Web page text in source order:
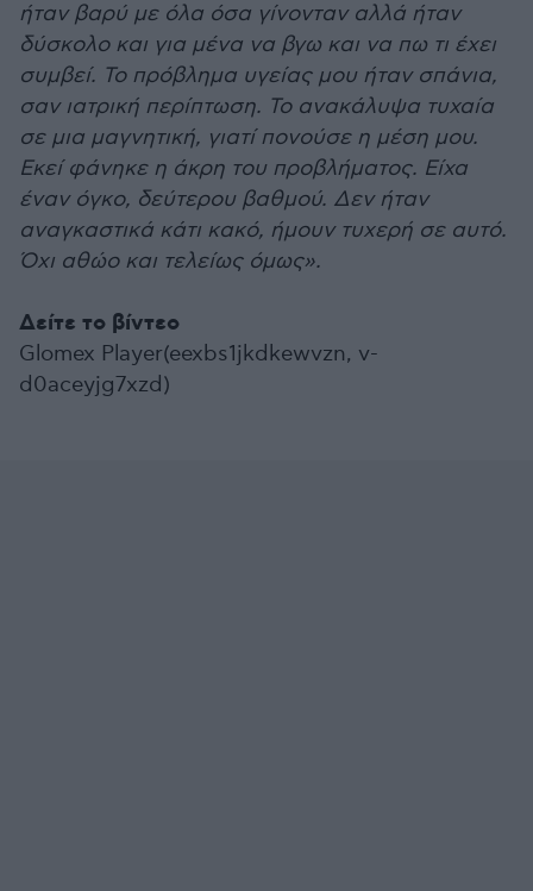
ήταν βαρύ με όλα όσα γίνονταν αλλά ήταν
δύσκολο και για μένα να βγω και να πω τι έχει
συμβεί. Το πρόβλημα υγείας μου ήταν σπάνια,
σαν ιατρική περίπτωση. Το ανακάλυψα τυχαία
σε μια μαγνητική, γιατί πονούσε η μέση μου.
Εκεί φάνηκε η άκρη του προβλήματος. Είχα
έναν όγκο, δεύτερου βαθμού. Δεν ήταν
αναγκαστικά κάτι κακό, ήμουν τυχερή σε αυτό.
Όχι αθώο και τελείως όμως».
Δείτε το βίντεο
Glomex Player(eexbs1jkdkewvzn, v-
d0aceyjg7xzd)